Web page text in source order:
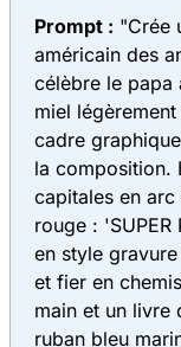
Prompt : "Crée
américain des
célèbre le papa
miel
cadre
la composition.
capitales en
rouge : 'SUPER
en style
et fier en
main et un livre
ruban bleu